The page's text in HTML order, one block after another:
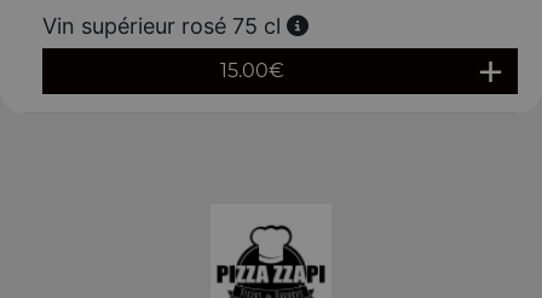
Vin supérieur rosé 75 cl
15.00€